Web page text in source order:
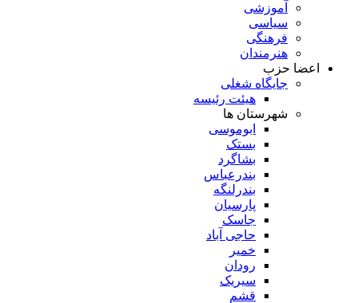
آموزشی
سیاسی
فرهنگی
هنرمندان
اعضا حزب
جایگاه شغلی
هیئت رئیسه
شهرستان ها
ابوموسی
بستک
بشاگرد
بندرعباس
بندرلنگه
پارسیان
جاسک
حاجی آباد
خمیر
رودان
سیریک
قشم